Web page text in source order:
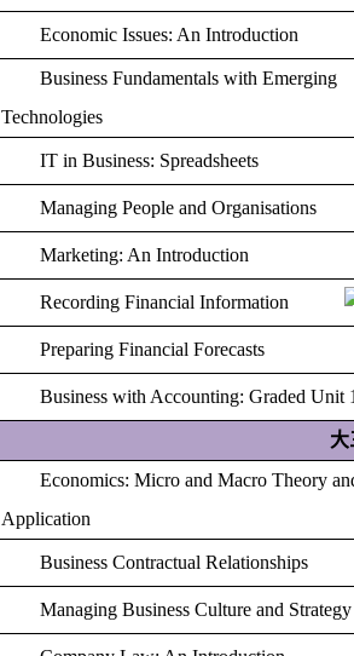
Economic Issues: An Introduction
Business Fundamentals with Emerging
Technologies
IT in Business: Spreadsheets
Managing People and Organisations
Marketing: An Introduction
Recording Financial Information
Preparing Financial Forecasts
Business with Accounting: Graded Unit 1
大
Economics: Micro and Macro Theory
Application
Business Contractual Relationships
Managing Business Culture and Strategy